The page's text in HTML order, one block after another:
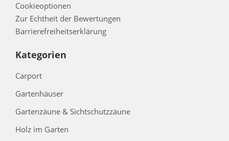
Cookieoptionen
Zur Echtheit der Bewertungen
Barrierefreiheitserklärung
Kategorien
Carport
Gartenhäuser
Gartenzäune & Sichtschutzzäune
Holz im Garten